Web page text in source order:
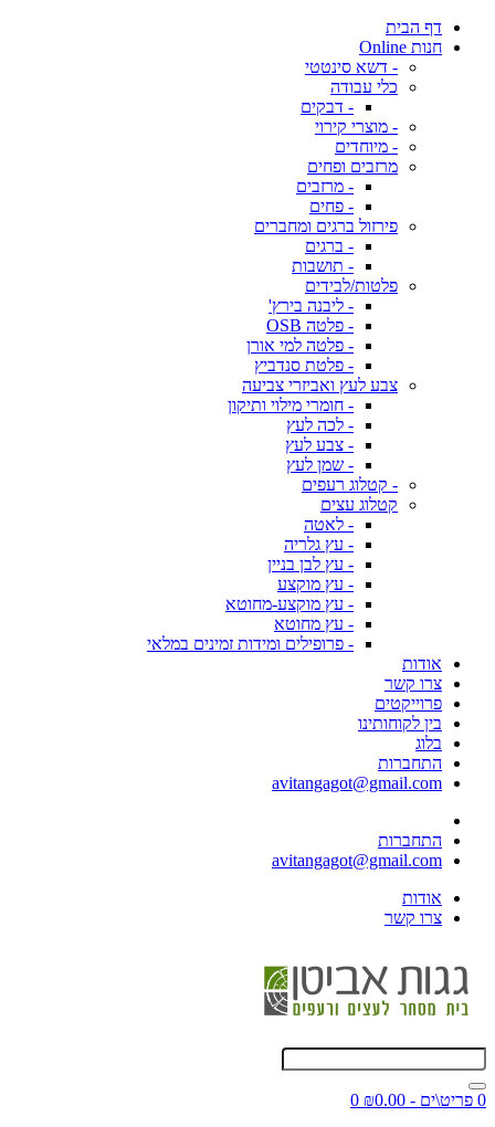
דף הבית
חנות Online
- דשא סינטטי
כלי עבודה
- דבקים
- מוצרי קירוי
- מיוחדים
מרזבים ופחים
- מרזבים
- פחים
פירזול ברגים ומחברים
- ברגים
- תושבות
פלטות/לבידים
- ליבנה בירץ'
- פלטה OSB
- פלטה למי אורן
- פלטת סנדביץ
צבע לעץ ואביזרי צביעה
- חומרי מילוי ותיקון
- לכה לעץ
- צבע לעץ
- שמן לעץ
- קטלוג רעפים
קטלוג עצים
- לאטה
- עץ גלריה
- עץ לבן בניין
- עץ מוקצע
- עץ מוקצע-מחוטא
- עץ מחוטא
- פרופילים ומידות זמינים במלאי
אודות
צרו קשר
פרוייקטים
בין לקוחותינו
בלוג
התחברות
avitangagot@gmail.com
התחברות
avitangagot@gmail.com
אודות
צרו קשר
0 פריט\ים - ₪0.00
0